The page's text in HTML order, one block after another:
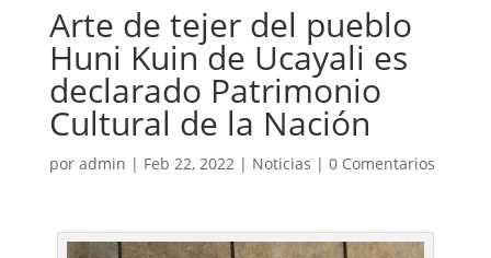
Arte de tejer del pueblo
Huni Kuin de Ucayali es
declarado Patrimonio
Cultural de la Nación
por admin | Feb 22, 2022| Noticias | 0 Comentarios